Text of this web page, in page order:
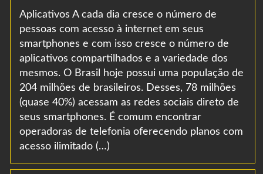
Aplicativos A cada dia cresce o número de
pessoas com acesso à internet em seus
smartphones e com isso cresce o número de
aplicativos compartilhados e a variedade dos
mesmos. O Brasil hoje possui uma população de
204 milhões de brasileiros. Desses, 78 milhões
(quase 40%) acessam as redes sociais direto de
seus smartphones. É comum encontrar
operadoras de telefonia oferecendo planos com
acesso ilimitado (…)